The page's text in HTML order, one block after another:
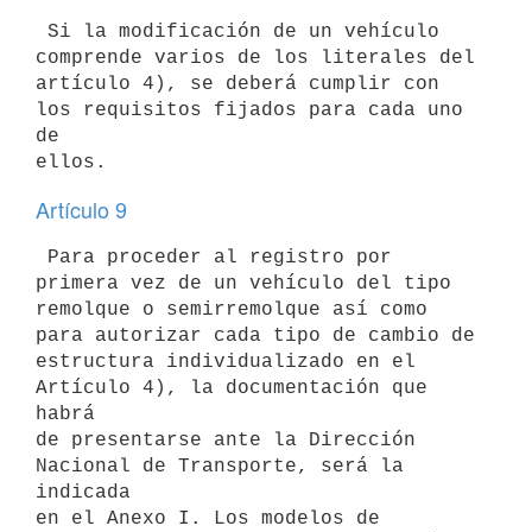
comprende varios de los literales del
artículo 4), se deberá cumplir con
los requisitos fijados para cada uno
de
Artículo 9
primera vez de un vehículo del tipo
remolque o semirremolque así como
para autorizar cada tipo de cambio de
estructura individualizado en el
Artículo 4), la documentación que
habrá
de presentarse ante la Dirección
Nacional de Transporte, será la
indicada
en el Anexo I. Los modelos de